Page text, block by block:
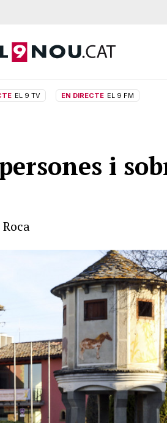
EL 9 TV EN DIRECTE EL 9 FM
i